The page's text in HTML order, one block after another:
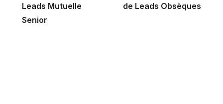
Leads Mutuelle
Senior
de Leads Obsèques